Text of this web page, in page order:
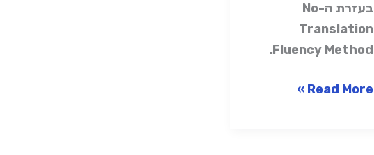
בעזרת ה-No
Translation
Fluency Method.
Read More »